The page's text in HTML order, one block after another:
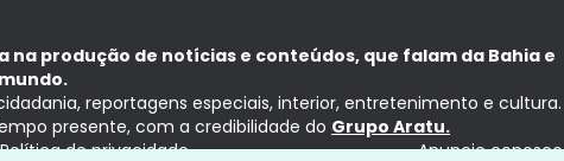
na produção de notícias e conteúdos, que falam da Bahia e
reportagens especiais, interior, entretenimento e cultura.
presente, com a credibilidade do Grupo Aratu.
Política de privacidade Anuncie conosco